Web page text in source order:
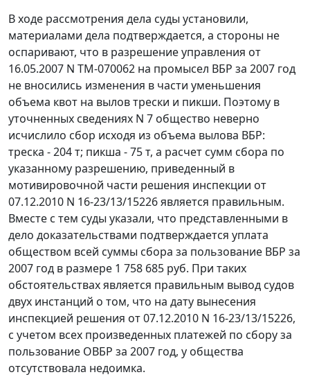
В ходе рассмотрения дела суды установили,
материалами дела подтверждается, а стороны не
оспаривают, что в разрешение управления от
16.05.2007 N ТМ-070062 на промысел ВБР за 2007 год
не вносились изменения в части уменьшения
объема квот на вылов трески и пикши. Поэтому в
уточненных сведениях N 7 общество неверно
исчислило сбор исходя из объема вылова ВБР:
треска - 204 т; пикша - 75 т, а расчет сумм сбора по
указанному разрешению, приведенный в
мотивировочной части решения инспекции от
07.12.2010 N 16-23/13/15226 является правильным.
Вместе с тем суды указали, что представленными в
дело доказательствами подтверждается уплата
обществом всей суммы сбора за пользование ВБР за
2007 год в размере 1 758 685 руб. При таких
обстоятельствах является правильным вывод судов
двух инстанций о том, что на дату вынесения
инспекцией решения от 07.12.2010 N 16-23/13/15226,
с учетом всех произведенных платежей по сбору за
пользование ОВБР за 2007 год, у общества
отсутствовала недоимка.